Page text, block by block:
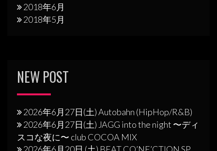
2018年6月
2018年5月
NEW POST
2026年6月27日(土) Autobahn (HipHop/R&B)
2026年6月27日(土) JAGG into the night 〜ディ
スコな夜に〜 club COCOA MIX
2026年6月20日 (土) BEAT CO’NE’CTION SP